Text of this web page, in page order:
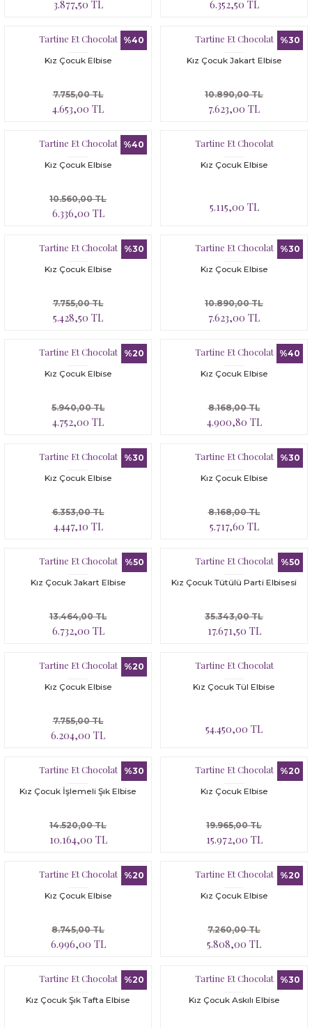
3.877,50 TL 6.352,50 TL
%40
Tartine Et Chocolat
Kız Çocuk Elbise
4.653,00 TL
7.755,00 TL
%30
Tartine Et Chocolat
Kız Çocuk Jakart Elbise
7.623,00 TL
10.890,00 TL
%40
Tartine Et Chocolat
Kız Çocuk Elbise
6.336,00 TL
10.560,00 TL
Tartine Et Chocolat
Kız Çocuk Elbise
5.115,00 TL
%30
Tartine Et Chocolat
Kız Çocuk Elbise
5.428,50 TL
7.755,00 TL
%30
Tartine Et Chocolat
Kız Çocuk Elbise
7.623,00 TL
10.890,00 TL
%20
Tartine Et Chocolat
Kız Çocuk Elbise
4.752,00 TL
5.940,00 TL
%40
Tartine Et Chocolat
Kız Çocuk Elbise
4.900,80 TL
8.168,00 TL
%30
Tartine Et Chocolat
Kız Çocuk Elbise
4.447,10 TL
6.353,00 TL
%30
Tartine Et Chocolat
Kız Çocuk Elbise
5.717,60 TL
8.168,00 TL
%50
Tartine Et Chocolat
Kız Çocuk Jakart Elbise
6.732,00 TL
13.464,00 TL
%50
Tartine Et Chocolat
Kız Çocuk Tütülü Parti Elbisesi
17.671,50 TL
35.343,00 TL
%20
Tartine Et Chocolat
Kız Çocuk Elbise
6.204,00 TL
7.755,00 TL
Tartine Et Chocolat
Kız Çocuk Tül Elbise
54.450,00 TL
%30
Tartine Et Chocolat
Kız Çocuk İşlemeli Şık Elbise
10.164,00 TL
14.520,00 TL
%20
Tartine Et Chocolat
Kız Çocuk Elbise
15.972,00 TL
19.965,00 TL
%20
Tartine Et Chocolat
Kız Çocuk Elbise
6.996,00 TL
8.745,00 TL
%20
Tartine Et Chocolat
Kız Çocuk Elbise
5.808,00 TL
7.260,00 TL
%20
Tartine Et Chocolat
Kız Çocuk Şık Tafta Elbise
%30
Tartine Et Chocolat
Kız Çocuk Askılı Elbise